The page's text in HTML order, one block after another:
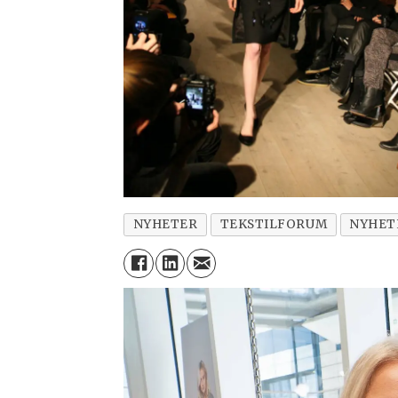
NYHETER TEKSTILFORUM